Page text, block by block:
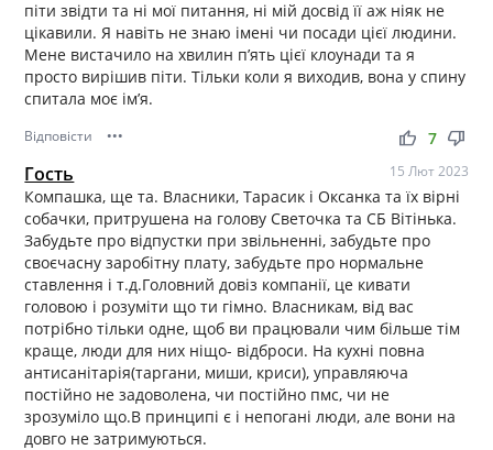
піти звідти та ні мої питання, ні мій досвід її аж ніяк не
цікавили. Я навіть не знаю імені чи посади цієї людини.
Мене вистачило на хвилин пʼять цієї клоунади та я
просто вирішив піти. Тільки коли я виходив, вона у спину
спитала моє імʼя.
Відповісти ••• thumb_up thumb_down
7
Гость 15 Лют 2023
Компашка, ще та. Власники, Тарасик і Оксанка та їх вірні
собачки, притрушена на голову Светочка та СБ Вітінька.
Забудьте про відпустки при звільненні, забудьте про
своєчасну заробітну плату, забудьте про нормальне
ставлення і т.д.Головний довіз компанії, це кивати
головою і розуміти що ти гімно. Власникам, від вас
потрібно тільки одне, щоб ви працювали чим більше тім
краще, люди для них ніщо- відброси. На кухні повна
антисанітарія(таргани, миши, криси), управляюча
постійно не задоволена, чи постійно пмс, чи не
зрозуміло що.В принципі є і непогані люди, але вони на
довго не затримуються.